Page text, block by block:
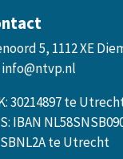
5, 1112 XE
info@ntvp.nl
30214897 te
IBAN
te Utrecht